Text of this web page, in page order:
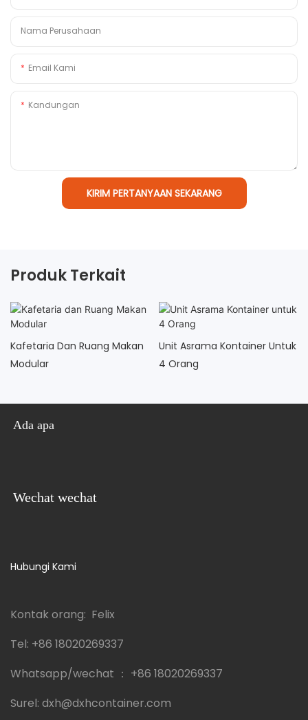
Nama Perusahaan
Email Kami
Kandungan
KIRIM PERTANYAAN SEKARANG
Produk Terkait
Kafetaria Dan Ruang Makan
Modular
Unit Asrama Kontainer Untuk
4 Orang
Ada apa
Wechat wechat
Hubungi Kami
Kontak orang: Felix
Tel: +86 18020269337
Whatsapp/wechat ： +86 18020269337
Surel: dxh@dxhcontainer.com